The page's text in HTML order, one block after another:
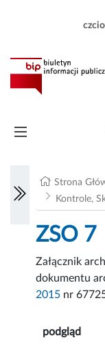
Strona
Kontrole,
ZSO 7
Załącznik
dokumentu
2015 nr
podgląd